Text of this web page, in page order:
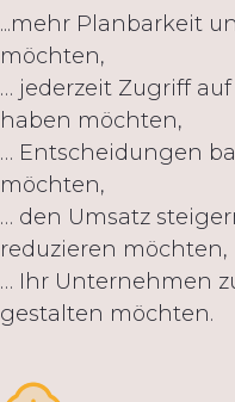
...mehr Planbarkeit
möchten,
… jederzeit Zugriff
haben möchten,
… Entscheidungen
möchten,
… den Umsatz
reduzieren möchten,
… Ihr Unternehmen
gestalten möchten.